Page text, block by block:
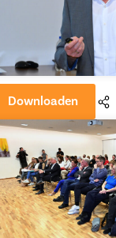
Downloaden